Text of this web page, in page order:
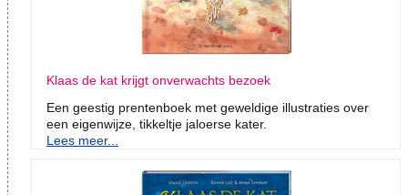
Klaas de kat krijgt onverwachts bezoek
Een geestig prentenboek met geweldige illustraties over
een eigenwijze, tikkeltje jaloerse kater.
Lees meer...